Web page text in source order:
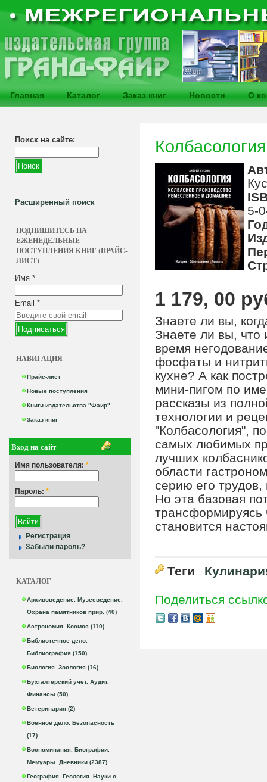
Главная Каталог Заказ книг Новости О
Поиск на сайте:
Расширенный поиск
ПОДПИШИТЕСЬ НА
ЕЖЕНЕДЕЛЬНЫЕ
ПОСТУПЛЕНИЯ КНИГ (ПРАЙС-
ЛИСТ)
Имя *
Email *
НАВИГАЦИЯ
Прайс-лист
Новые поступления
Книги издательства "Фаир"
Заказ книг
Вход на сайт
Имя пользователя: *
Пароль: *
Регистрация
Забыли пароль?
КАТАЛОГ
Архивоведение. Музееведение.
Охрана памятников прир. (40)
Астрономия. Космос (110)
Библиотечное дело.
Библиография (150)
Биология. Зоология (16)
Бухгалтерский учет. Аудит.
Финансы (50)
Ветеринария (2)
Военное дело. Безопасность
(17)
Воспоминания. Биографии.
Мемуары. Дневники (2387)
География. Геология. Науки о
Колбасология
5-
1 179, 00
Знаете ли вы,
Знаете ли вы, что
время
фосфаты и
кухне? А как
мини-пигом по
рассказы из
технологии и
"Колбасология",
самых любимых
лучших
области
серию его
Но эта базовая
трансформируясь
становится
Теги
Поделиться